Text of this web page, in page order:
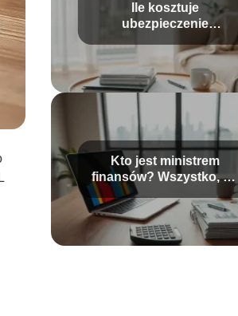
Ile kosztuje
ubezpieczenie
Przewodnik po cenach i
ofertach
Kto jest ministrem
finansów? Wszystko, co
musisz wiedzieć